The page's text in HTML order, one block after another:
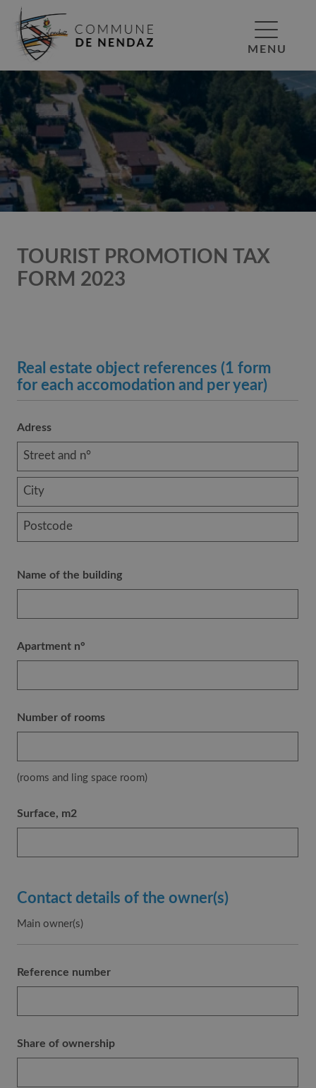
MENU
TOURIST PROMOTION TAX
FORM 2023
Real estate object references (1 form
for each accomodation and per year)
Adress
Name of the building
Apartment n°
Number of rooms
(rooms and ling space room)
Surface, m2
Contact details of the owner(s)
Main owner(s)
Reference number
Share of ownership